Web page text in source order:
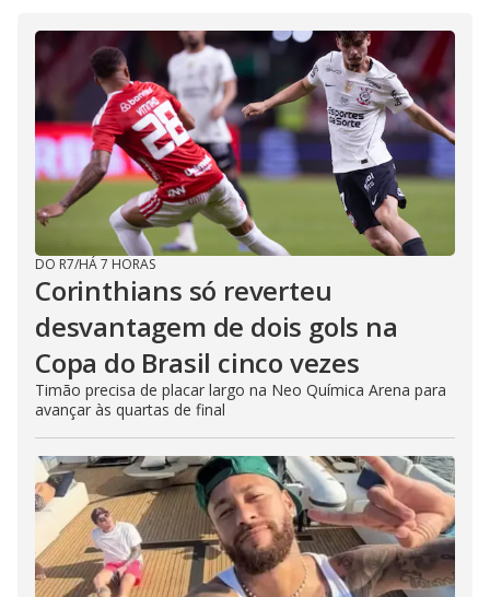
DO R7/HÁ 7 HORAS
Corinthians só reverteu
desvantagem de dois gols na
Copa do Brasil cinco vezes
Timão precisa de placar largo na Neo Química Arena para
avançar às quartas de final